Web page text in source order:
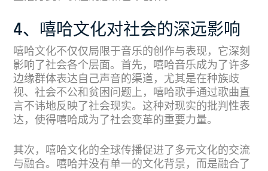
4、嘻哈文化对社会的深远影响
嘻哈文化不仅仅局限于音乐的创作与表现，它深刻
影响了社会各个层面。首先，嘻哈音乐成为了许多
边缘群体表达自己声音的渠道，尤其是在种族歧
视、社会不公和贫困问题上，嘻哈歌手通过歌曲直
言不讳地反映了社会现实。这种对现实的批判性表
达，使得嘻哈成为了社会变革的重要力量。
其次，嘻哈文化的全球传播促进了多元文化的交流
与融合。嘻哈并没有单一的文化背景，而是融合了